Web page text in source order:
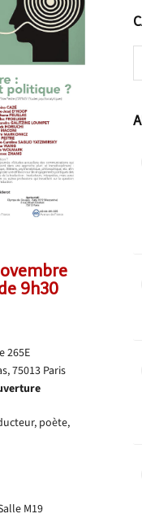
9h30
265E
75013 Paris
poète,
M19